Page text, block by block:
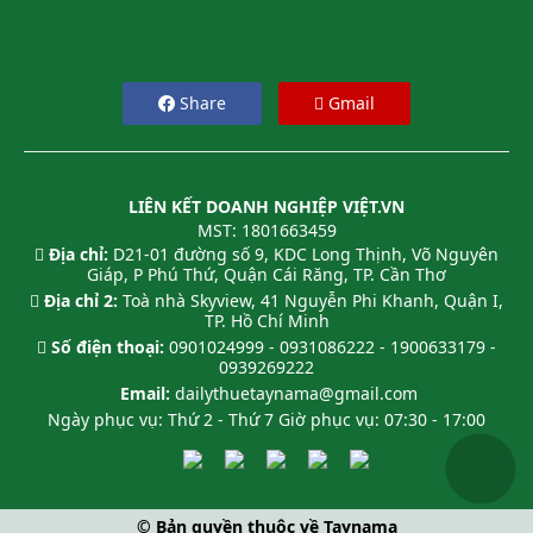
Share Gmail
LIÊN KẾT DOANH NGHIỆP VIỆT.VN
MST: 1801663459
Địa chỉ: D21-01 đường số 9, KDC Long Thịnh, Võ Nguyên
Giáp, P Phú Thứ, Quận Cái Răng, TP. Cần Thơ
Địa chỉ 2: Toà nhà Skyview, 41 Nguyễn Phi Khanh, Quận I,
TP. Hồ Chí Minh
Số điện thoại: 0901024999 - 0931086222 - 1900633179 -
0939269222
Email: dailythuetaynama@gmail.com
Ngày phục vụ: Thứ 2 - Thứ 7 Giờ phục vụ: 07:30 - 17:00
© Bản quyền thuộc về Taynama